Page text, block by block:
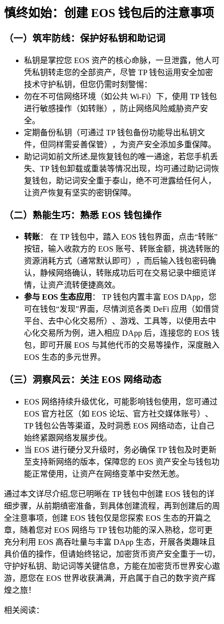
慎终如始：创建 EOS 钱包后的注意事项
（一）筑牢防线：保护好私钥和助记词
私钥是掌控您 EOS 资产的核心命脉，一旦泄露，他人可
凭私钥转走您的全部资产，尽管 TP 钱包运用安全加密
技术守护私钥，但您仍需时刻警惕：
勿在不可信网络环境（如公共 Wi-Fi）下，使用 TP 钱包
进行敏感操作（如转账），防止网络风险威胁资产安
全。
定期备份私钥（可通过 TP 钱包备份功能导出私钥文
件，但同样需妥善保管），为资产安全添加多重保障。
助记词如前文所述,是恢复钱包的唯一通途，若您手机丢
失、TP 钱包卸载或重装等情况出现，均可通过助记词恢
复钱包，助记词安全重于泰山，绝不可泄露给任何人，
让资产恢复有坚实的密钥保障。
（二）熟能生巧：熟悉 EOS 钱包操作
转账： 在 TP 钱包中，踏入 EOS 钱包界面，点击“转账”
按钮，输入收款方的 EOS 账号、转账金额，挑选转账的
资源消耗方式（通常默认即可），而后输入钱包密码确
认，静候网络确认，转账成功后可在交易记录中细览详
情，让资产流转便捷高效。
参与 EOS 生态应用 ： TP 钱包内置丰富 EOS DApp，您
可在钱包“发现”界面，尽情浏览各类 DeFi 应用（如借贷
平台、去中心化交易所）、游戏、工具等，以使用去中
心化交易所为例，进入相应 DApp 后，连接您的 EOS 钱
包，即可开展 EOS 与其他代币的交易等操作，深度融入
EOS 生态的多元世界。
（三）洞察风云：关注 EOS 网络动态
EOS 网络持续升级优化，可能影响钱包使用，您可通过
EOS 官方社区（如 EOS 论坛、官方社交媒体账号）、
TP 钱包公告等渠道，及时洞悉 EOS 网络动态，让自己
始终紧跟网络发展步伐。
当 EOS 进行硬分叉升级时，务必确保 TP 钱包及时更新
至支持新网络的版本，保障您的 EOS 资产安全与钱包功
能正常使用，让资产在网络变革中安然无恙。
通过本文详尽介绍,您已明晰在 TP 钱包中创建 EOS 钱包的详
细步骤，从前期缜密准备，到具体创建流程，再到创建后的周
全注意事项，创建 EOS 钱包仅是您探索 EOS 生态的开篇之
章，随着您对 EOS 网络与 TP 钱包功能的深入熟稔，您可更
充分利用 EOS 高吞吐量与丰富 DApp 生态，开展各类趣味且
具价值的操作，但请始终铭记，加密货币资产安全重于一切，
守护好私钥、助记词等关键信息，方能在加密货币世界安心遨
游，愿您在 EOS 世界收获满满，开启属于自己的数字资产辉
煌之旅！
相关阅读：